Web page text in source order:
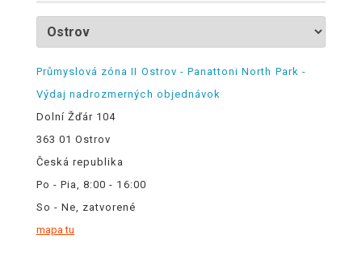
Průmyslová zóna II Ostrov - Panattoni North Park -
Výdaj nadrozmerných objednávok
Dolní Žďár 104
363 01 Ostrov
Česká republika
Po - Pia, 8:00 - 16:00
So - Ne, zatvorené
mapa tu